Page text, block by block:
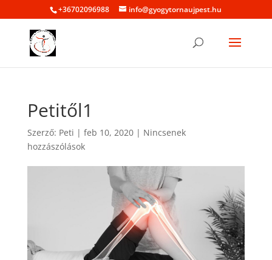
+36702096988 info@gyogytornaujpest.hu
Petitől1
Szerző: Peti | feb 10, 2020| Nincsenek
hozzászólások